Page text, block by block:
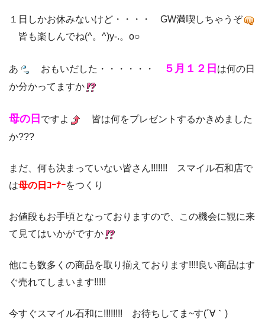
１日しかお休みないけど・・・・ GW満喫しちゃうぞ
皆も楽しんでね(^。^)y-.。o○
あ おもいだした・・・・・・ ５月１２日 は何の日
か分かってますか
母の日 ですよ
皆は何をプレゼントするかきめました
か???
まだ、何も決まっていない皆さん!!!!!!! スマイル石和店で
は母の日ｺｰﾅｰをつくり
お値段もお手頃となっておりますので、この機会に観に来
て見てはいかがですか
他にも数多くの商品を取り揃えております!!!!良い商品はす
ぐ売れてしまいます!!!!!
今すぐスマイル石和に!!!!!!!! お待ちしてま~す(´∀｀)